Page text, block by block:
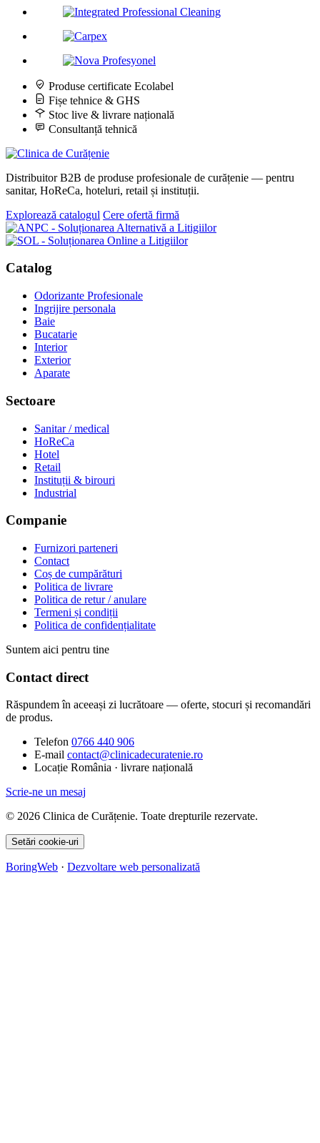
Produse certificate Ecolabel
Fișe tehnice & GHS
Stoc live & livrare națională
Consultanță tehnică
Distribuitor B2B de produse profesionale de curățenie — pentru
sanitar, HoReCa, hoteluri, retail și instituții.
Explorează catalogul Cere ofertă firmă
Catalog
Odorizante Profesionale
Ingrijire personala
Baie
Bucatarie
Interior
Exterior
Aparate
Sectoare
Sanitar / medical
HoReCa
Hotel
Retail
Instituții & birouri
Industrial
Companie
Furnizori parteneri
Contact
Coș de cumpărături
Politica de livrare
Politica de retur / anulare
Termeni și condiții
Politica de confidențialitate
Suntem aici pentru tine
Contact direct
Răspundem în aceeași zi lucrătoare — oferte, stocuri și recomandări
de produs.
Telefon 0766 440 906
E-mail contact@clinicadecuratenie.ro
Locație România · livrare națională
Scrie-ne un mesaj
© 2026 Clinica de Curățenie. Toate drepturile rezervate.
Setări cookie-uri
BoringWeb · Dezvoltare web personalizată